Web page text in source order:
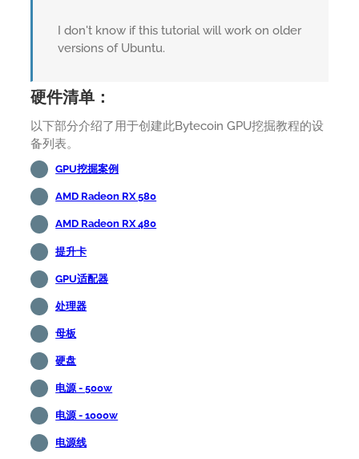
I don't know if this tutorial will work on older
versions of Ubuntu.
硬件清单：
以下部分介绍了用于创建此Bytecoin GPU挖掘教程的设
备列表。
GPU挖掘案例
AMD Radeon RX 580
AMD Radeon RX 480
提升卡
GPU适配器
处理器
母板
硬盘
电源 - 500w
电源 - 1000w
电源线